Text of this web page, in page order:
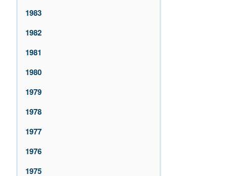
1983
1982
1981
1980
1979
1978
1977
1976
1975